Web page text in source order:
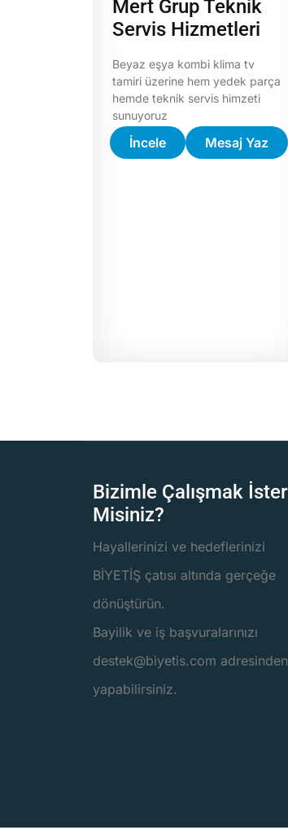
Mert Grup Teknik
Servis Hizmetleri
Beyaz eşya kombi klima tv
tamiri üzerine hem yedek parça
hemde teknik servis himzeti
sunuyoruz
İncele Mesaj Yaz
Bizimle Çalışmak İster
Misiniz?
Hayallerinizi ve hedeflerinizi
BİYETİŞ çatısı altında gerçeğe
dönüştürün.
Bayilik ve iş başvuralarınızı
destek@biyetis.com adresinden
yapabilirsiniz.